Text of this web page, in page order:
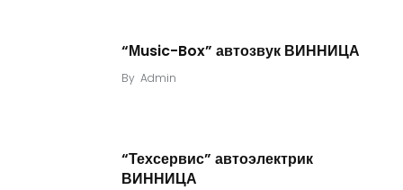
“Мusic-Box” автозвук ВИННИЦА
By Admin
“Техсервис” автоэлектрик
ВИННИЦА